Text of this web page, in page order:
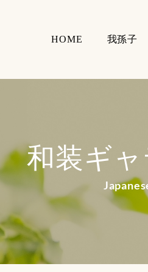
HOME 我孫子
和装ギ